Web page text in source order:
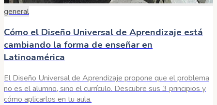
general
Cómo el Diseño Universal de Aprendizaje está
cambiando la forma de enseñar en
Latinoamérica
El Diseño Universal de Aprendizaje propone que el problema
no es el alumno, sino el currículo. Descubre sus 3 principios y
cómo aplicarlos en tu aula.